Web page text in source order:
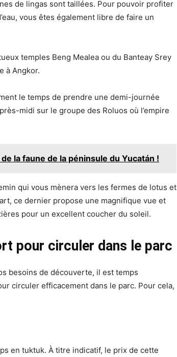
de lingas sont taillées. Pour pouvoir profiter
vous êtes également libre de faire un
temples Beng Mealea ou du Banteay Srey
à Angkor.
le temps de prendre une demi-journée
midi sur le groupe des Roluos où l’empire
la faune de la péninsule du Yucatán !
qui vous mènera vers les fermes de lotus et
ce dernier propose une magnifique vue et
pour un excellent coucher du soleil.
pour circuler dans le parc
besoins de découverte, il est temps
circuler efficacement dans le parc. Pour cela,
en tuktuk. À titre indicatif, le prix de cette